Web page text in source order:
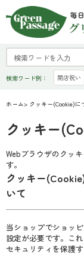
毎
グ
検索ワード例： 開店祝い
ホーム> クッキー(Cookie)に
クッキー
Webブラウザのクッ
す。
クッキー
いて
当ショップでショッ
設定が必要です。こ
セキュリティを保護す